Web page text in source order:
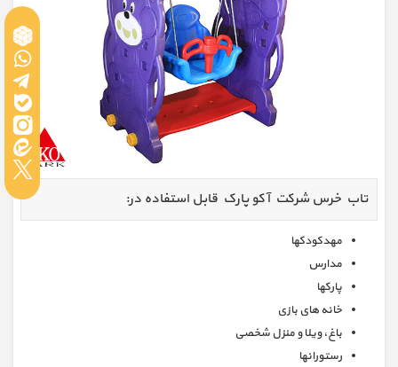
تاب خرس شرکت آکو پارک قابل استفاده در:
مهدکودکها
مدارس
پارکها
خانه های بازی
باغ، ویلا و منزل شخصی
رستورانها